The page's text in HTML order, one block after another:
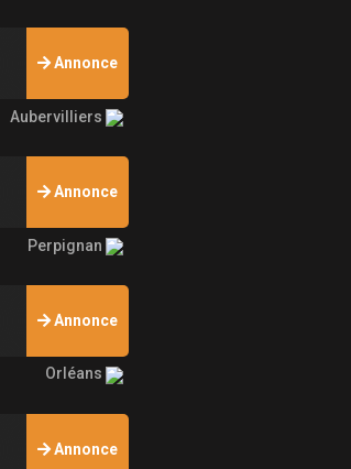
Annonce
Aubervilliers
Annonce
Perpignan
Annonce
Orléans
Annonce